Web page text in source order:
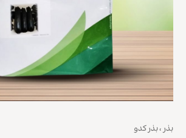
بذر،بذر کدو